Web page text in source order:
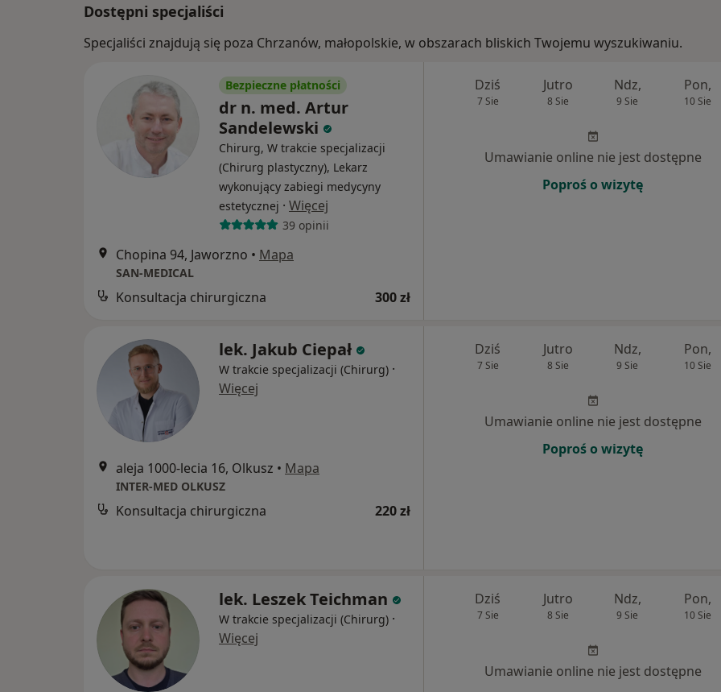
Dostępni specjaliści
Specjaliści znajdują się poza Chrzanów, małopolskie, w obszarach bliskich Twojemu wyszukiwaniu.
Bezpieczne płatności
dr n. med. Artur
Sandelewski
Chirurg, W trakcie specjalizacji
(Chirurg plastyczny), Lekarz
wykonujący zabiegi medycyny
estetycznej · Więcej
39 opinii
Chopina 94, Jaworzno • Mapa
SAN-MEDICAL
Konsultacja chirurgiczna 300 zł
Dziś
7 Sie
Jutro
8 Sie
Ndz,
9 Sie
Pon,
10 Sie
Umawianie online nie jest dostępne
Poproś o wizytę
lek. Jakub Ciepał
W trakcie specjalizacji (Chirurg) ·
Więcej
aleja 1000-lecia 16, Olkusz • Mapa
INTER-MED OLKUSZ
Konsultacja chirurgiczna 220 zł
Dziś
7 Sie
Jutro
8 Sie
Ndz,
9 Sie
Pon,
10 Sie
Umawianie online nie jest dostępne
Poproś o wizytę
lek. Leszek Teichman
W trakcie specjalizacji (Chirurg) ·
Więcej
Dziś
7 Sie
Jutro
8 Sie
Ndz,
9 Sie
Pon,
10 Sie
Umawianie online nie jest dostępne